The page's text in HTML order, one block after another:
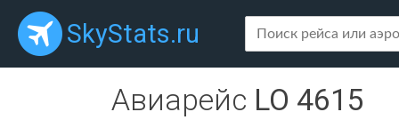
SkyStats.ru
Авиарейс LO 4615